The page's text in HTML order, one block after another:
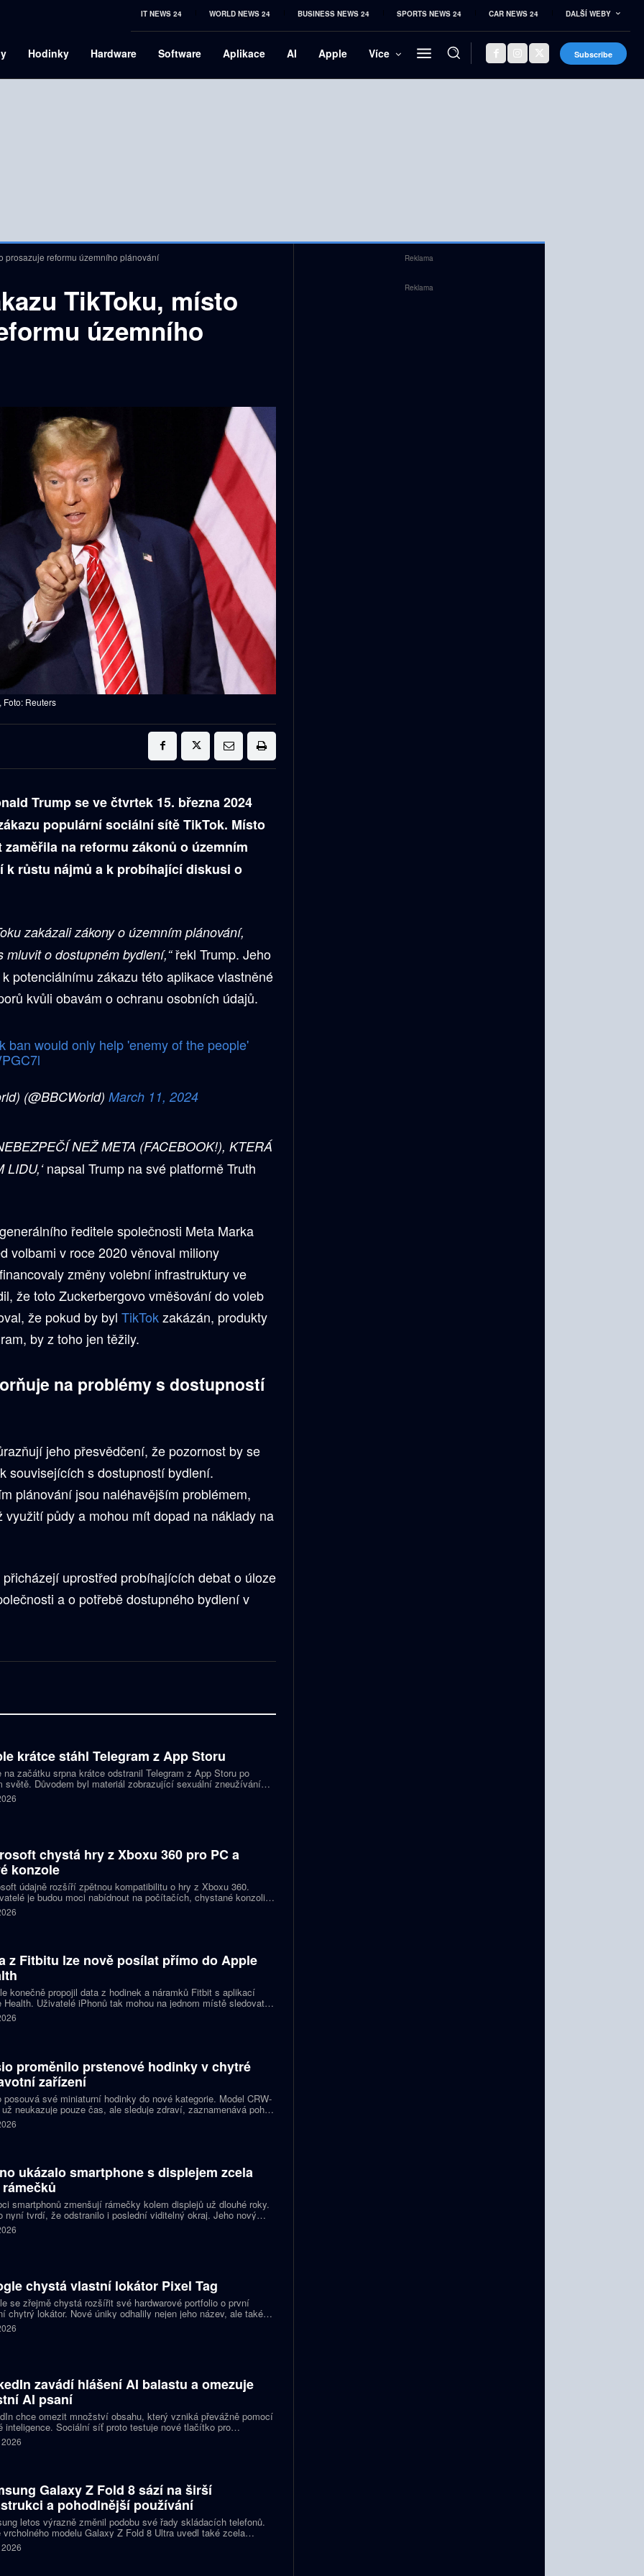
IT NEWS 24 WORLD NEWS 24 BUSINESS NEWS 24 SPORTS NEWS 24 CAR NEWS 24 DALŠÍ WEBY
Hodinky Hardware Software Aplikace AI Apple Více Subscribe
prosazuje reformu územního plánování
TikToku, místo
územního
Foto: Reuters
Trump se ve čtvrtek 15. března 2024
populární sociální sítě TikTok. Místo
na reformu zákonů o územním
k růstu nájmů a k probíhající diskusi o
zakázali zákony o územním plánování,
o dostupném bydlení,“řekl Trump. Jeho
potenciálnímu zákazu této aplikace vlastněné
kvůli obavám o ochranu osobních údajů.
ban would only help 'enemy of the people'
(@BBCWorld)March 11, 2024
NEŽ META (FACEBOOK!), KTERÁ
napsal Trump na své platformě Truth
generálního ředitele společnosti Meta Marka
volbami v roce 2020 věnoval miliony
změny volební infrastruktury ve
že toto Zuckerbergovo vměšování do voleb
že pokud by byl TikTokzakázán, produkty
by z toho jen těžily.
na problémy s dostupností
jeho přesvědčení, že pozornost by se
souvisejících s dostupností bydlení.
plánování jsou naléhavějším problémem,
půdy a mohou mít dopad na náklady na
uprostřed probíhajících debat o úloze
a o potřebě dostupného bydlení v
krátce stáhl Telegram z App Storu
na začátku srpna krátce odstranil Telegram z App Storu po
světě. Důvodem byl materiál zobrazující sexuální zneužívání
podle firmy sdílel jeden uživatel. Telegram účet rychle
a aplikace se ještě během stejného dne do obchodu vrátila.
chystá hry z Xboxu 360 pro PC a
konzole
údajně rozšíří zpětnou kompatibilitu o hry z Xboxu 360.
je budou moci nabídnout na počítačích, chystané konzoli
Helix i přenosných zařízeních. První tituly by mohly dorazit
let 2027 a 2028.
z Fitbitu lze nově posílat přímo do Apple
konečně propojil data z hodinek a náramků Fitbit s aplikací
Health. Uživatelé iPhonů tak mohou na jednom místě sledovat
cvičení, spánek i zdravotní údaje. Novinka odstraňuje omezení,
bylo dosud nutné využívat pomocné aplikace nebo jiné
proměnilo prstenové hodinky v chytré
zařízení
posouvá své miniaturní hodinky do nové kategorie. Model CRW-
už neukazuje pouze čas, ale sleduje zdraví, zaznamenává pohyb
na dění v telefonu. Celokovový prsten tak spojuje digitální
šperk a chytré zařízení, které může uživatel nosit po celý den.
ukázalo smartphone s displejem zcela
rámečků
smartphonů zmenšují rámečky kolem displejů už dlouhé roky.
nyní tvrdí, že odstranilo i poslední viditelný okraj. Jeho nový
nabízí obrazovku s rámečkem širokým přesně nula milimetrů.
chystá vlastní lokátor Pixel Tag
se zřejmě chystá rozšířit své hardwarové portfolio o první
chytrý lokátor. Nové úniky odhalily nejen jeho název, ale také
zařízení a několik technických detailů. Pixel Tag má
v síti Find My Device a pomáhat s hledáním ztracených věcí
zavádí hlášení AI balastu a omezuje
AI psaní
chce omezit množství obsahu, který vzniká převážně pomocí
inteligence. Sociální síť proto testuje nové tlačítko pro
příspěvků, jež působí jako takzvaný AI balast. Zároveň
nástroje pro psaní textů a slibuje, že uživatelům nabídne
Galaxy Z Fold 8 sází na širší
a pohodlnější používání
letos výrazně změnil podobu své řady skládacích telefonů.
vrcholného modelu Galaxy Z Fold 8 Ultra uvedl také zcela
Galaxy Z Fold 8. Ten přichází s širší konstrukcí, novými
displejů a několika úpravami, které mají zpříjemnit
Reklama
Reklama